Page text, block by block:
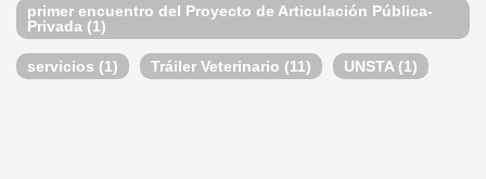
primer encuentro del Proyecto de Articulación Pública-
Privada (1)
servicios (1) Tráiler Veterinario (11) UNSTA (1)